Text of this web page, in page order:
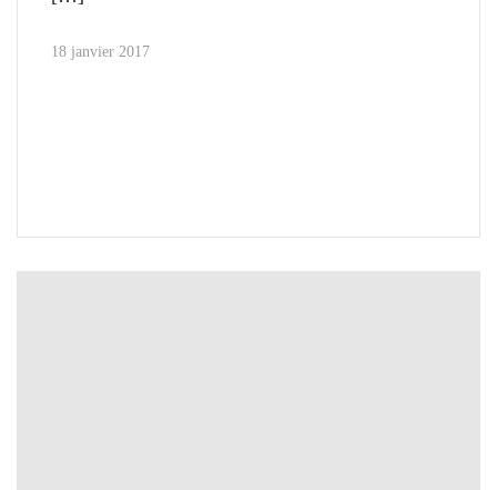
18 janvier 2017